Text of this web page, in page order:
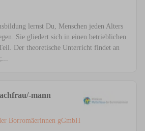
lernst Du, Menschen jeden Alters
Sie gliedert sich in einen betrieblichen
Der theoretische Unterricht findet an
mann
Borromäerinnen gGmbH